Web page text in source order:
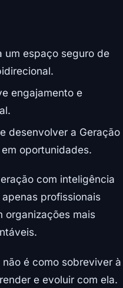
um espaço seguro de
engajamento e
desenvolver a Geração
oportunidades.
com inteligência
profissionais
organizações mais
é como sobreviver à
e evoluir com ela.